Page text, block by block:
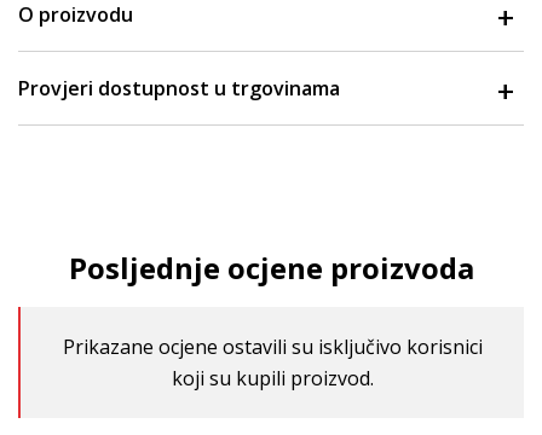
O proizvodu
Provjeri dostupnost u trgovinama
Posljednje ocjene proizvoda
Prikazane ocjene ostavili su isključivo korisnici
koji su kupili proizvod.